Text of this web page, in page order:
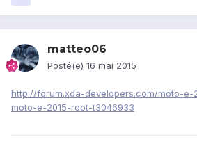
matteo06
Posté(e) 16 mai 2015
http://forum.xda-developers.com/moto-e-
moto-e-2015-root-t3046933